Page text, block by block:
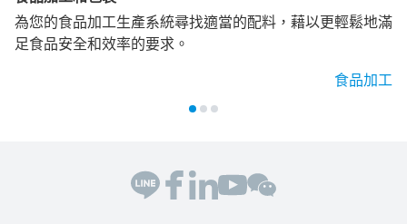
為您的食品加工生產系統尋找適當的配料，藉以更輕鬆地滿
足食品安全和效率的要求。
食品加工